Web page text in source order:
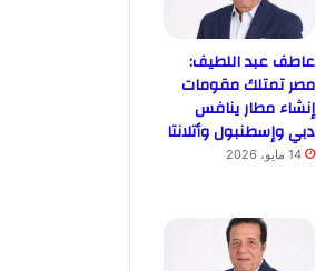
عاطف عبد اللطيف:
مصر تمتلك مقومات
إنشاء مطار ينافس
دبي وإسطنبول وأتلانتا
14 مايو، 2026